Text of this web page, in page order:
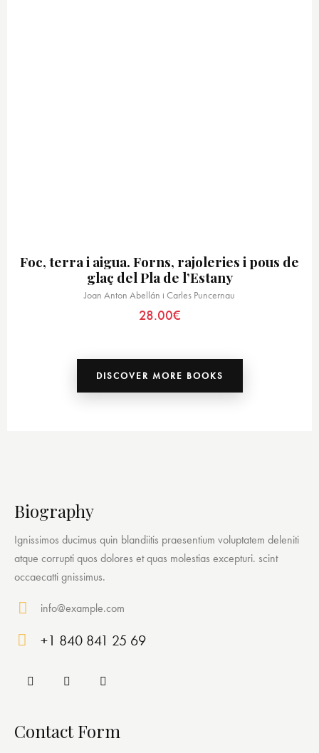
Foc, terra i aigua. Forns, rajoleries i pous de
glaç del Pla de l’Estany
Joan Anton Abellán i Carles Puncernau
28.00€
DISCOVER MORE BOOKS
Biography
Ignissimos ducimus quin blandiitis praesentium voluptatem deleniti
atque corrupti quos dolores et quas molestias excepturi. scint
occaecatti gnissimus.
E-
ma
info@example.com
on
+1 840 841 25 69
Contact Form